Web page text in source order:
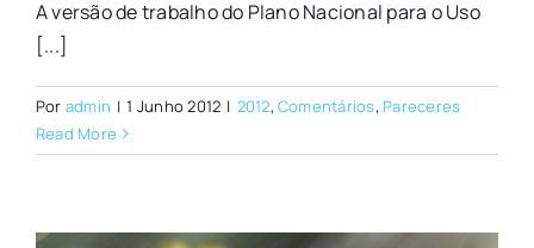
A versão de trabalho do Plano Nacional para o Uso
[...]
Por admin | 1 Junho 2012 | 2012,Comentários, Pareceres
Read More